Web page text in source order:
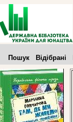
Пошук Відібрані